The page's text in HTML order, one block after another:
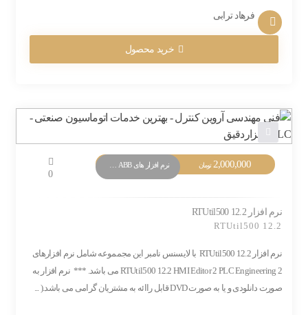
فرهاد ترابی
خرید محصول
2,000,000 تومان
0
نرم افزار RTUtil500 12.2
RTUtil500 12.2
نرم افزار RTUtil500 12.2 با لایسنس نامبر این مجمموعه شامل نرم افزارهای
RTUtil500 12.2 HMI Editor 2 PLC Engineering 2 می باشد. *** نرم افزار به
صورت دانلودی و یا به صورت DVD قابل راائه به مشتریان گرامی می باشد.( ...